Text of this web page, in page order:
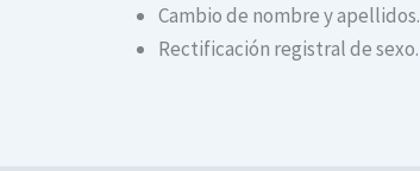
Cambio de nombre y apellidos.
Rectificación registral de sexo.